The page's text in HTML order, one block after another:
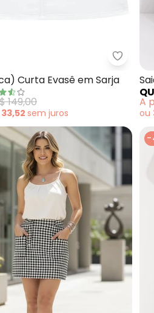
Curta Suede (Marrom)
Enfim -
Curta Evasê em Sarja
149,00
33,52sem juros
A
ou
-